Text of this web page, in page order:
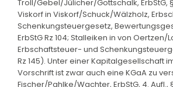
Troll/Gebel/Jülicher/Gottschalk, ErbStG, §
Viskorf in Viskorf/Schuck/Wälzholz,
Schenkungsteuergesetz,
ErbStG Rz 104; Stalleiken in von
Erbschaftsteuer- und
Rz 145). Unter einer Kapitalgesellschaft
Vorschrift ist zwar auch eine KGaA zu
Fischer/Pahlke/Wachter, ErbStG, 4. Aufl., §